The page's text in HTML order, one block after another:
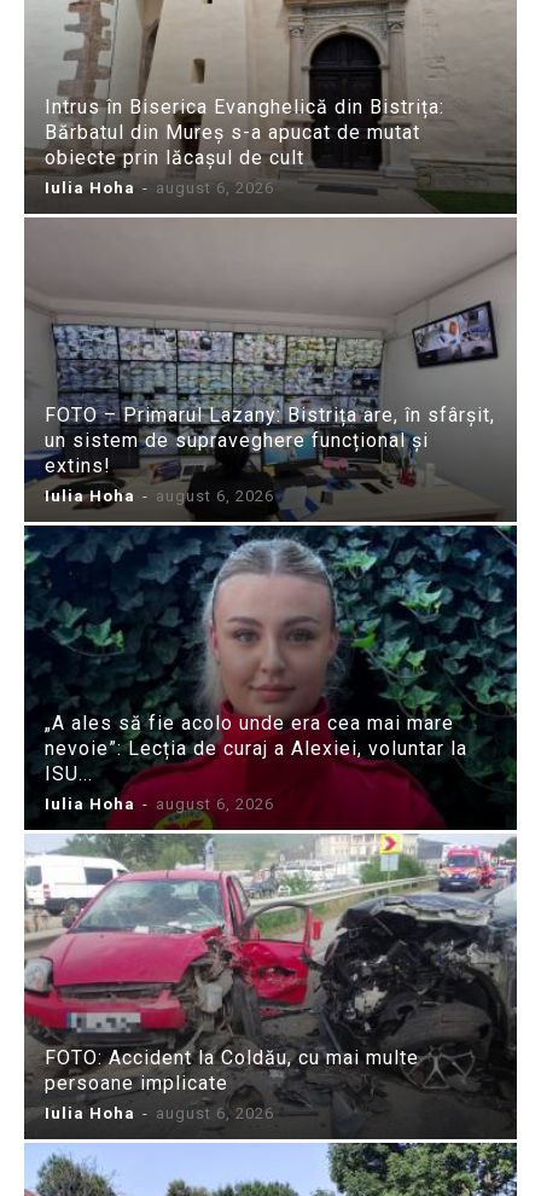
Intrus în Biserica Evanghelică din Bistrița:
Bărbatul din Mureș s-a apucat de mutat
obiecte prin lăcașul de cult
Iulia Hoha - august 6, 2026
FOTO – Primarul Lazany: Bistrița are, în sfârșit,
un sistem de supraveghere funcțional și
extins!
Iulia Hoha - august 6, 2026
„A ales să fie acolo unde era cea mai mare
nevoie”: Lecția de curaj a Alexiei, voluntar la
ISU...
Iulia Hoha - august 6, 2026
FOTO: Accident la Coldău, cu mai multe
persoane implicate
Iulia Hoha - august 6, 2026